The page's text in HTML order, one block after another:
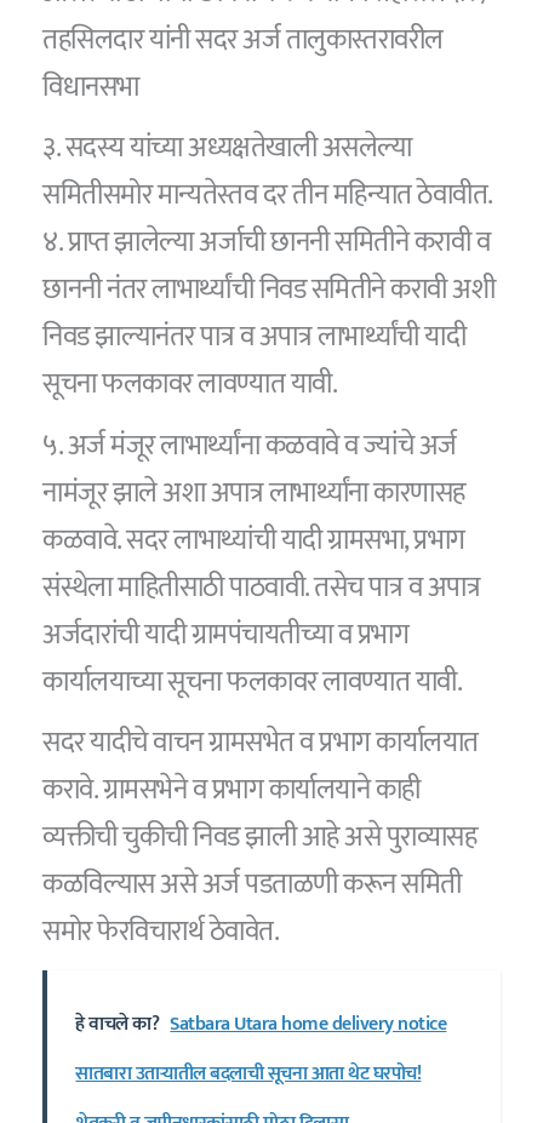
तहसिलदार यांनी सदर अर्ज तालुकास्तरावरील
विधानसभा
३. सदस्य यांच्या अध्यक्षतेखाली असलेल्या
समितीसमोर मान्यतेस्तव दर तीन महिन्यात ठेवावीत.
४. प्राप्त झालेल्या अर्जाची छाननी समितीने करावी व
छाननी नंतर लाभार्थ्यांची निवड समितीने करावी अशी
निवड झाल्यानंतर पात्र व अपात्र लाभार्थ्यांची यादी
सूचना फलकावर लावण्यात यावी.
५. अर्ज मंजूर लाभार्थ्यांना कळवावे व ज्यांचे अर्ज
नामंजूर झाले अशा अपात्र लाभार्थ्यांना कारणासह
कळवावे. सदर लाभाथ्यांची यादी ग्रामसभा, प्रभाग
संस्थेला माहितीसाठी पाठवावी. तसेच पात्र व अपात्र
अर्जदारांची यादी ग्रामपंचायतीच्या व प्रभाग
कार्यालयाच्या सूचना फलकावर लावण्यात यावी.
सदर यादीचे वाचन ग्रामसभेत व प्रभाग कार्यालयात
करावे. ग्रामसभेने व प्रभाग कार्यालयाने काही
व्यक्तीची चुकीची निवड झाली आहे असे पुराव्यासह
कळविल्यास असे अर्ज पडताळणी करून समिती
समोर फेरविचारार्थ ठेवावेत.
हे वाचले का? Satbara Utara home delivery notice
सातबारा उताऱ्यातील बदलाची सूचना आता थेट घरपोच!